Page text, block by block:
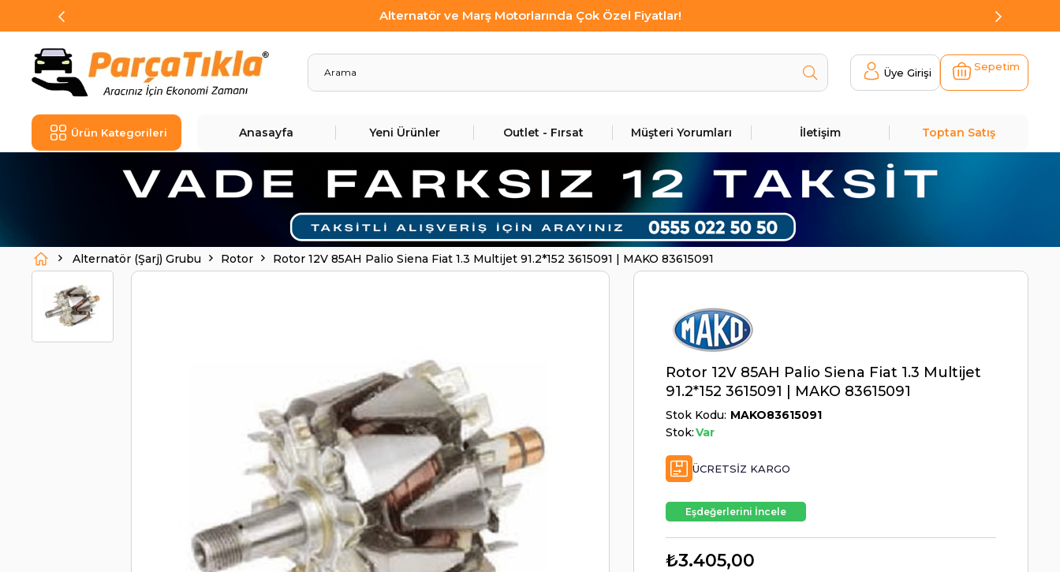
Alternatör ve Marş Motorlarında Çok Özel Fiyatlar!
Üye Girişi Sepetim
Ürün Kategorileri Anasayfa Yeni Ürünler Outlet - Fırsat Müşteri Yorumları İletişim Toptan Satış
Alternatör (Şarj) Grubu Rotor Rotor 12V 85AH Palio Siena Fiat 1.3 Multijet 91.2*152 3615091 | MAKO 83615091
Rotor 12V 85AH Palio Siena Fiat 1.3 Multijet
91.2*152 3615091 | MAKO 83615091
Stok Kodu MAKO83615091
Stok:Var
ÜCRETSIZ KARGO
Eşdeğerlerini İncele
₺3.405,00